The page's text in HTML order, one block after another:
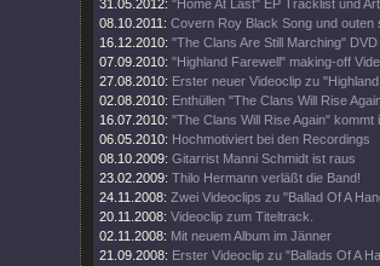
31.05.2012: "Home At Last" EP Tracklist und
08.10.2011: Covern Roy Black Song und outen
16.12.2010: "The Clans Are Still Marching"
07.09.2010: "Highland Farewell" making-off
27.08.2010: Erster neuer Videoclip zu
02.08.2010: Enthüllen "The Clans Will Rise
16.07.2010: "The Clans Will Rise Again" kommt
06.05.2010: Hochmotiviert bei den Recordings
08.10.2009: Gitarrist Manni Schmidt ist raus
23.02.2009: Thilo Hermann verläßt die Band!
24.11.2008: Zwei Videoclips zu "Ballad Of A
20.11.2008: Videoclip zum Titeltrack.
02.11.2008: Mit neuem Album im Jänner
21.09.2008: Erster Videoclip zu "Ballads Of A